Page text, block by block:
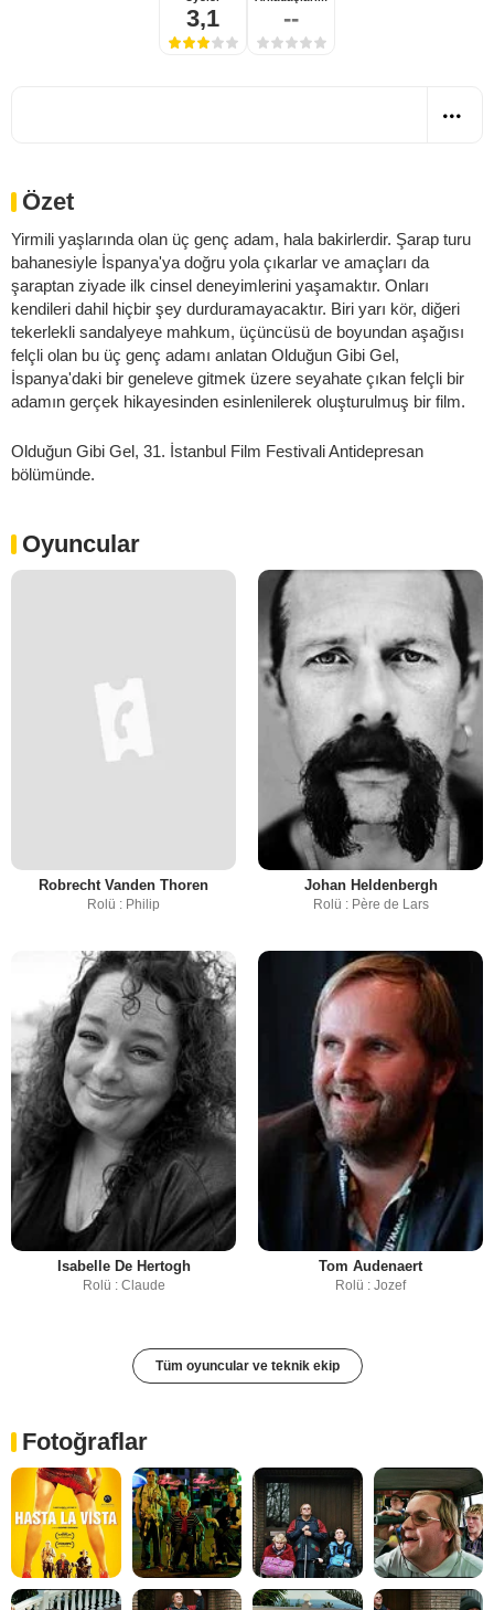
3,1 --
Özet
Yirmili yaşlarında olan üç genç adam, hala bakirlerdir. Şarap turu
bahanesiyle İspanya'ya doğru yola çıkarlar ve amaçları da
şaraptan ziyade ilk cinsel deneyimlerini yaşamaktır. Onları
kendileri dahil hiçbir şey durduramayacaktır. Biri yarı kör, diğeri
tekerlekli sandalyeye mahkum, üçüncüsü de boyundan aşağısı
felçli olan bu üç genç adamı anlatan Olduğun Gibi Gel,
İspanya'daki bir geneleve gitmek üzere seyahate çıkan felçli bir
adamın gerçek hikayesinden esinlenilerek oluşturulmuş bir film.
Olduğun Gibi Gel, 31. İstanbul Film Festivali Antidepresan
bölümünde.
Oyuncular
Robrecht Vanden Thoren
Rolü : Philip
Johan Heldenbergh
Rolü : Père de Lars
Isabelle De Hertogh
Rolü : Claude
Tom Audenaert
Rolü : Jozef
Tüm oyuncular ve teknik ekip
Fotoğraflar